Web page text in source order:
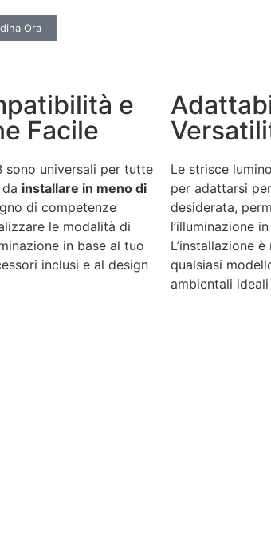
Ora
e
Facile
sono universali per tutte
installare in meno di
di competenze
le modalità di
in base al tuo
inclusi e al design
Le strisce
per adattarsi
desiderata,
l’illuminazione
L’installazione
qualsiasi
ambientali